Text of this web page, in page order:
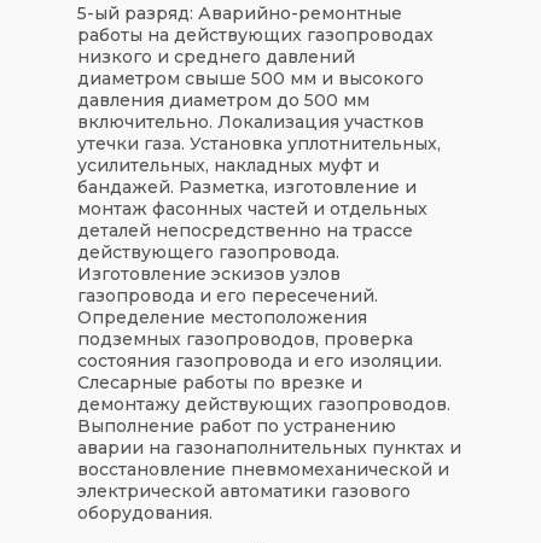
5-ый разряд: Аварийно-ремонтные
работы на действующих газопроводах
низкого и среднего давлений
диаметром свыше 500 мм и высокого
давления диаметром до 500 мм
включительно. Локализация участков
утечки газа. Установка уплотнительных,
усилительных, накладных муфт и
бандажей. Разметка, изготовление и
монтаж фасонных частей и отдельных
деталей непосредственно на трассе
действующего газопровода.
Изготовление эскизов узлов
газопровода и его пересечений.
Определение местоположения
подземных газопроводов, проверка
состояния газопровода и его изоляции.
Слесарные работы по врезке и
демонтажу действующих газопроводов.
Выполнение работ по устранению
аварии на газонаполнительных пунктах и
восстановление пневмомеханической и
электрической автоматики газового
оборудования.